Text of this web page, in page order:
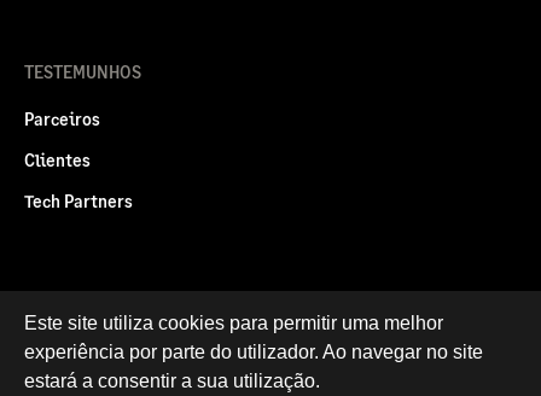
TESTEMUNHOS
Parceiros
Clientes
Tech Partners
Politica legal Privacidade e Cookies
RGPD
Este site utiliza cookies para permitir uma melhor
experiência por parte do utilizador. Ao navegar no site
estará a consentir a sua utilização.